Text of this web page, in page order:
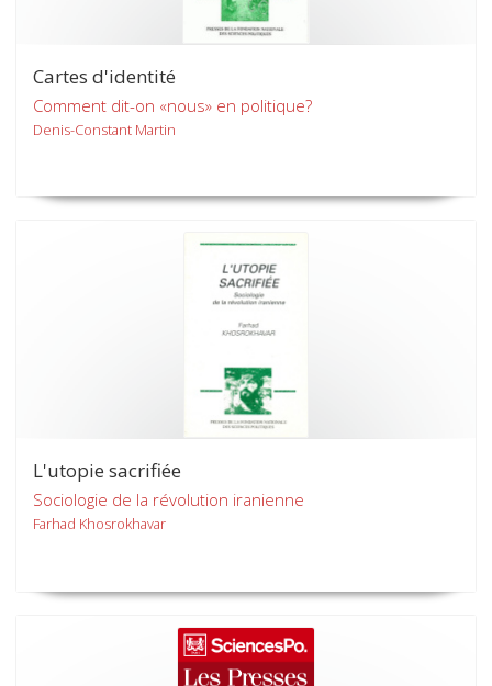
Cartes d'identité
Comment dit-on «nous» en politique?
Denis-Constant Martin
L'utopie sacrifiée
Sociologie de la révolution iranienne
Farhad Khosrokhavar